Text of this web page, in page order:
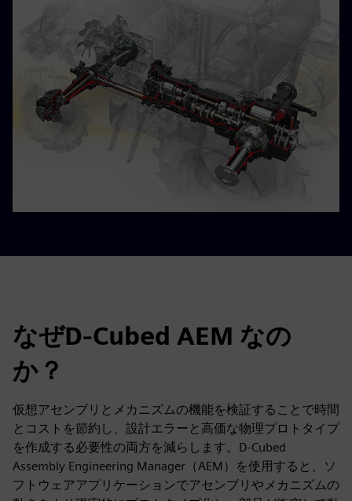
なぜD-Cubed AEM なの
か？
仮想アセンブリとメカニズムの機能を検証することで時間
とコストを節約し、設計エラーと高価な物理プロトタイプ
を作成する必要性の両方を減らします。D-Cubed
Assembly Engineering Manager（AEM）を使用すると、ソ
フトウェアアプリケーションでアセンブリやメカニズムの